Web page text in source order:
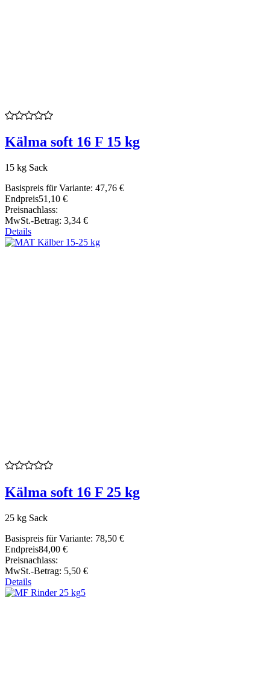
Kälma soft 16 F 15 kg
15 kg Sack
Basispreis für Variante: 47,76 €
Endpreis51,10 €
Preisnachlass:
MwSt.-Betrag: 3,34 €
Details
Kälma soft 16 F 25 kg
25 kg Sack
Basispreis für Variante: 78,50 €
Endpreis84,00 €
Preisnachlass:
MwSt.-Betrag: 5,50 €
Details